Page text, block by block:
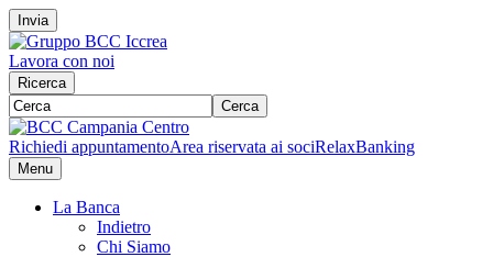
Invia
Lavora con noi
Ricerca
Cerca
Richiedi appuntamentoArea riservata ai sociRelaxBanking
Menu
La Banca
Indietro
Chi Siamo